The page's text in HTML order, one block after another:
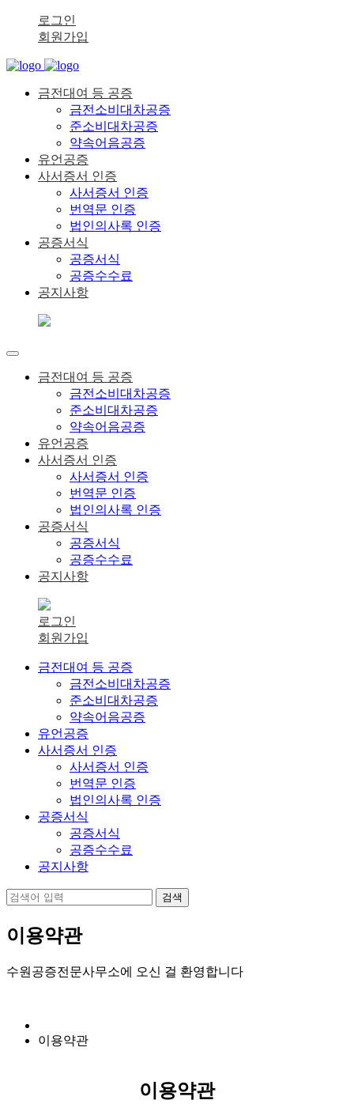
로그인
회원가입
금전대여 등 공증
금전소비대차공증
준소비대차공증
약속어음공증
유언공증
사서증서 인증
사서증서 인증
번역문 인증
법인의사록 인증
공증서식
공증서식
공증수수료
공지사항
금전대여 등 공증
금전소비대차공증
준소비대차공증
약속어음공증
유언공증
사서증서 인증
사서증서 인증
번역문 인증
법인의사록 인증
공증서식
공증서식
공증수수료
공지사항
로그인
회원가입
금전대여 등 공증
금전소비대차공증
준소비대차공증
약속어음공증
유언공증
사서증서 인증
사서증서 인증
번역문 인증
법인의사록 인증
공증서식
공증서식
공증수수료
공지사항
이용약관
수원공증전문사무소에 오신 걸 환영합니다
이용약관
이용약관